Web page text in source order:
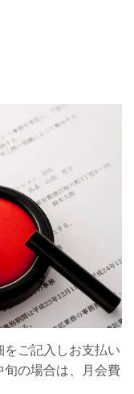
をご記入しお支払い
旬の場合は、月会費